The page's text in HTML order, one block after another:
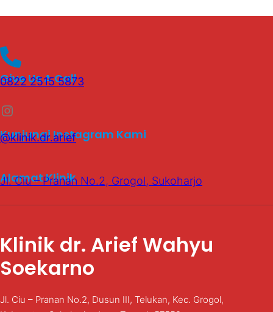
Give Us A Call
0822 2515 5873
Instagram
Kunjungi Instagram Kami
@klinik.dr.arief
Alamat Klinik
Jl. Ciu – Pranan No.2, Grogol, Sukoharjo
Klinik dr. Arief Wahyu
Soekarno
Jl. Ciu – Pranan No.2, Dusun III, Telukan, Kec. Grogol,